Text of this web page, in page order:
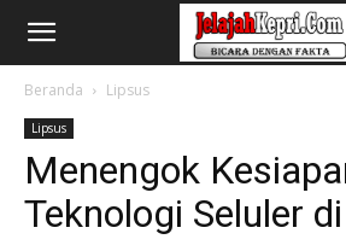
Beranda Lipsus
Lipsus
Menengok
Teknologi Seluler